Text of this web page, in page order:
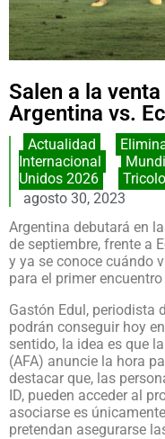
Salen a la
Argentina vs.
Actualidad
Internacional
,
Unidos 2026
agosto 30, 2023
Argentina debutará en
de septiembre, frente a
y ya se conoce cuándo
para el primer
Gastón Edul, periodista
podrán conseguir hoy
sentido, la idea es que
(AFA) anuncie la hora
destacar que, las
ID, pueden acceder al
asociarse es
pretendan asegurarse